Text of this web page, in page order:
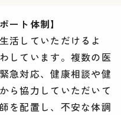
ート体制】
活していただけるよ
しています。複数の医
急対応、健康相談や健
ら協力していただいて
を配置し、不安な体調